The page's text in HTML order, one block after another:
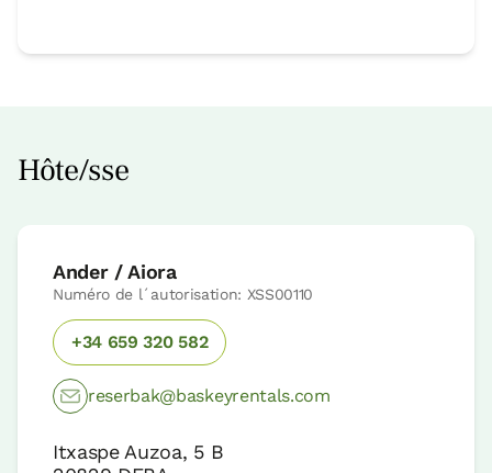
Hôte/sse
Ander / Aiora
Numéro de l´autorisation: XSS00110
+34 659 320 582
reserbak@baskeyrentals.com
Itxaspe Auzoa, 5 B